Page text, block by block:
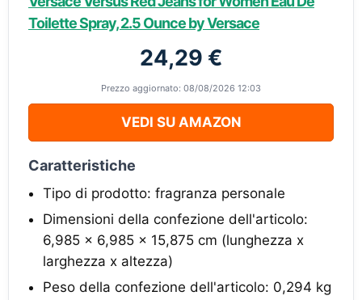
Toilette Spray, 2.5 Ounce by Versace
24,29 €
Prezzo aggiornato: 08/08/2026 12:03
VEDI SU AMAZON
Caratteristiche
Tipo di prodotto: fragranza personale
Dimensioni della confezione dell'articolo:
6,985 x 6,985 x 15,875 cm (lunghezza x
larghezza x altezza)
Peso della confezione dell'articolo: 0,294 kg